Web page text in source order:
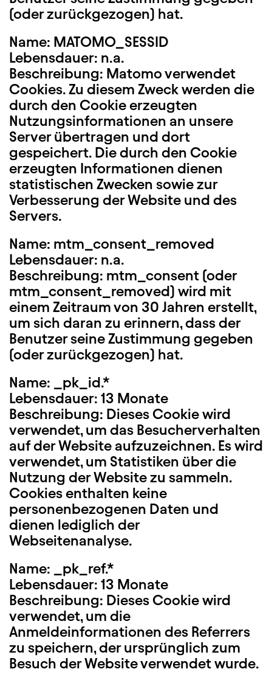
(oder zurückgezogen) hat.
Name: MATOMO_SESSID
Lebensdauer: n.a.
Beschreibung: Matomo verwendet
Cookies. Zu diesem Zweck werden die
durch den Cookie erzeugten
Nutzungsinformationen an unsere
Server übertragen und dort
gespeichert. Die durch den Cookie
erzeugten Informationen dienen
statistischen Zwecken sowie zur
Verbesserung der Website und des
Servers.
Name: mtm_consent_removed
Lebensdauer: n.a.
Beschreibung: mtm_consent (oder
mtm_consent_removed) wird mit
einem Zeitraum von 30 Jahren erstellt,
um sich daran zu erinnern, dass der
Benutzer seine Zustimmung gegeben
(oder zurückgezogen) hat.
Name: _pk_id.*
Lebensdauer: 13 Monate
Beschreibung: Dieses Cookie wird
verwendet, um das Besucherverhalten
auf der Website aufzuzeichnen. Es wird
verwendet, um Statistiken über die
Nutzung der Website zu sammeln.
Cookies enthalten keine
personenbezogenen Daten und
dienen lediglich der
Webseitenanalyse.
Name: _pk_ref.*
Lebensdauer: 13 Monate
Beschreibung: Dieses Cookie wird
verwendet, um die
Anmeldeinformationen des Referrers
zu speichern, der ursprünglich zum
Besuch der Website verwendet wurde.